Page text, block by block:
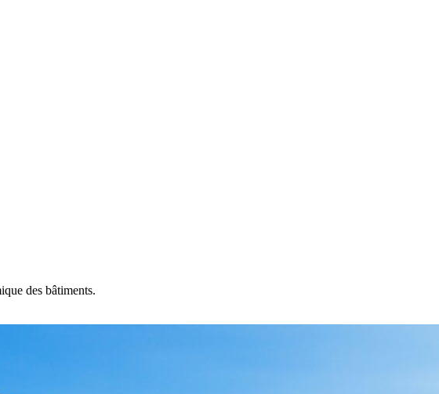
des bâtiments.